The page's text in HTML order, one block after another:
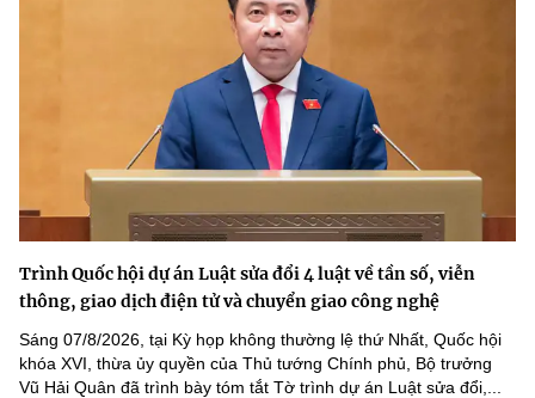
Trình Quốc hội dự án Luật sửa đổi 4 luật về tần số, viễn
thông, giao dịch điện tử và chuyển giao công nghệ
Sáng 07/8/2026, tại Kỳ họp không thường lệ thứ Nhất, Quốc hội
khóa XVI, thừa ủy quyền của Thủ tướng Chính phủ, Bộ trưởng
Vũ Hải Quân đã trình bày tóm tắt Tờ trình dự án Luật sửa đổi,...